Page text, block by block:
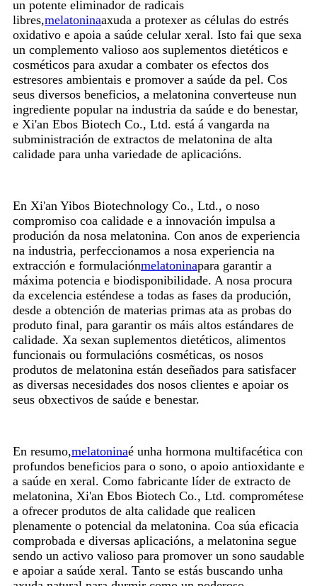
un potente eliminador de radicais
libres,melatoninaaxuda a protexer as células do estrés
oxidativo e apoia a saúde celular xeral. Isto fai que sexa
un complemento valioso aos suplementos dietéticos e
cosméticos para axudar a combater os efectos dos
estresores ambientais e promover a saúde da pel. Cos
seus diversos beneficios, a melatonina converteuse nun
ingrediente popular na industria da saúde e do benestar,
e Xi'an Ebos Biotech Co., Ltd. está á vangarda na
subministración de extractos de melatonina de alta
calidade para unha variedade de aplicacións.
En Xi'an Yibos Biotechnology Co., Ltd., o noso
compromiso coa calidade e a innovación impulsa a
produción da nosa melatonina. Con anos de experiencia
na industria, perfeccionamos a nosa experiencia na
extracción e formulaciónmelatoninapara garantir a
máxima potencia e biodisponibilidade. A nosa procura
da excelencia esténdese a todas as fases da produción,
desde a obtención de materias primas ata as probas do
produto final, para garantir os máis altos estándares de
calidade. Xa sexan suplementos dietéticos, alimentos
funcionais ou formulacións cosméticas, os nosos
produtos de melatonina están deseñados para satisfacer
as diversas necesidades dos nosos clientes e apoiar os
seus obxectivos de saúde e benestar.
En resumo,melatoninaé unha hormona multifacética con
profundos beneficios para o sono, o apoio antioxidante e
a saúde en xeral. Como fabricante líder de extracto de
melatonina, Xi'an Ebos Biotech Co., Ltd. comprométese
a ofrecer produtos de alta calidade que realicen
plenamente o potencial da melatonina. Coa súa eficacia
comprobada e diversas aplicacións, a melatonina segue
sendo un activo valioso para promover un sono saudable
e apoiar a saúde xeral. Tanto se estás buscando unha